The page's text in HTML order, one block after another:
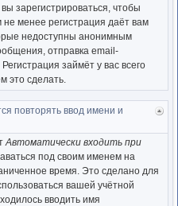
зарегистрироваться, чтобы
менее регистрация даёт вам
недоступны анонимным
отправка email-
займёт у вас всего
это сделать.
повторять ввод имени и
Автоматически входить при
под своим именем на
время. Это сделано для
вашей учётной
вводить имя